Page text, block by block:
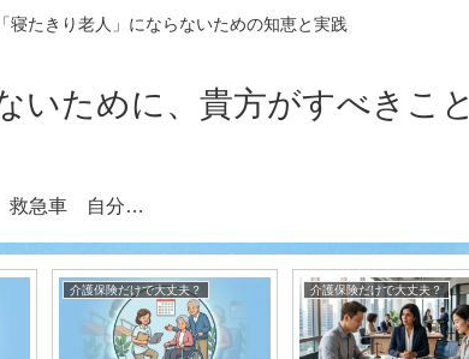
寝たきり老人」にならないための知恵と実践
いために、貴方がすべきこと
119番 救急車 自分も親も実りある老後を送る秘訣（元救急隊長執筆）
法律系（本人や家族がしなければならないこと）